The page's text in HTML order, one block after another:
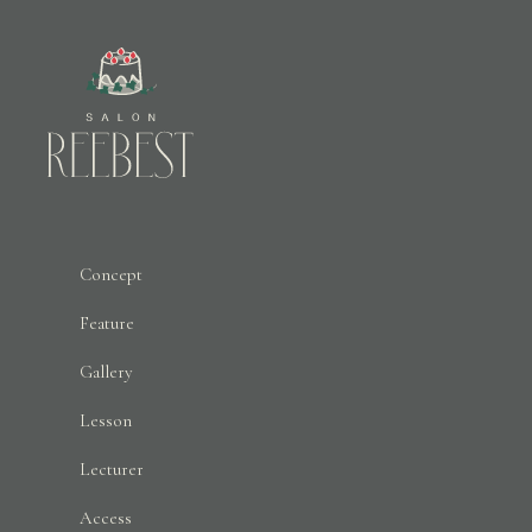
Concept
Feature
Gallery
Lesson
Lecturer
Access